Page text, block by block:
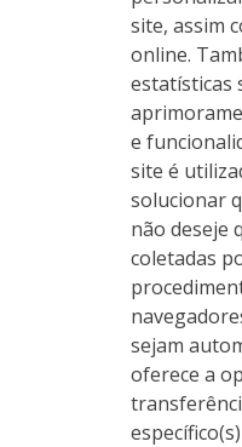
site, assim
online.
estatísticas
e
site é
solucionar
não deseje
coletadas
sejam
oferece a